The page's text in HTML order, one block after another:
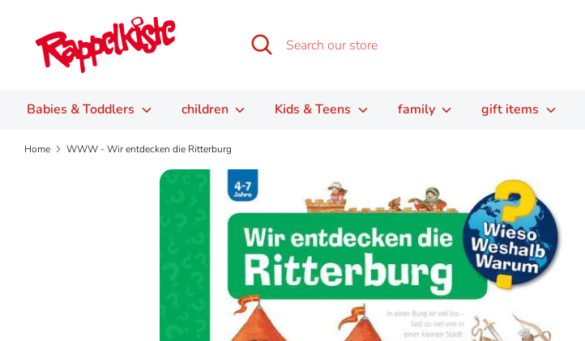
content
Search
Search
our
Babies & Toddlers children Kids & Teens family gift items
Home WWW - Wir entdecken die Ritterburg